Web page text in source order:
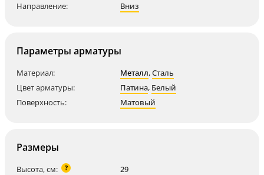
Направление:
Вниз
Параметры арматуры
Материал: Металл,Сталь
Цвет арматуры:
Патина, Белый
Поверхность:
Матовый
Размеры
Высота, см: ?
29